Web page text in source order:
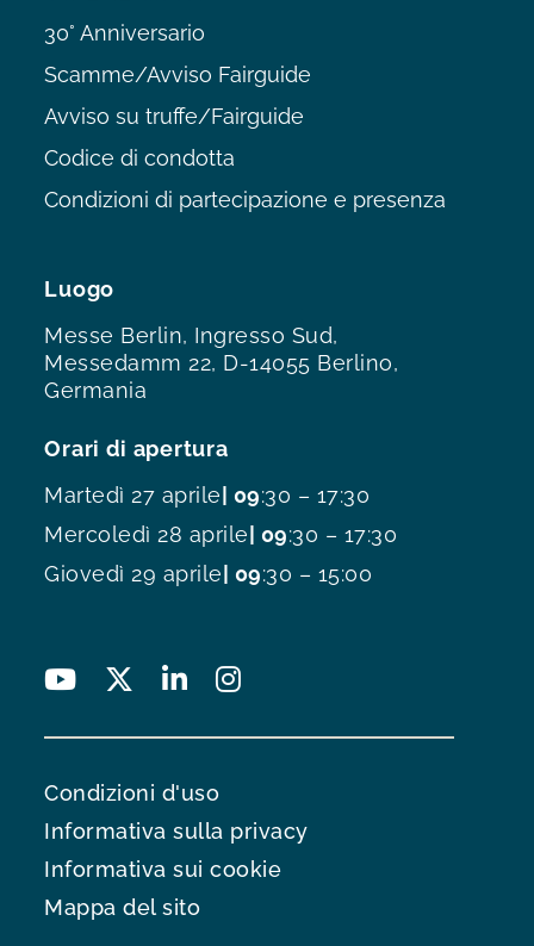
Luogo
Messe Berlin, Ingresso Sud,
Messedamm 22, D-14055 Berlino,
Germania
Orari di apertura
Martedì 27 aprile| 09:30 – 17:30
Mercoledì 28 aprile| 09:30 – 17:30
Giovedì 29 aprile| 09:30 – 15:00
30° Anniversario
Scamme/Avviso Fairguide
Avviso su truffe/Fairguide
Codice di condotta
Condizioni di partecipazione e presenza
Condizioni d'uso
Informativa sulla privacy
Informativa sui cookie
Mappa del sito